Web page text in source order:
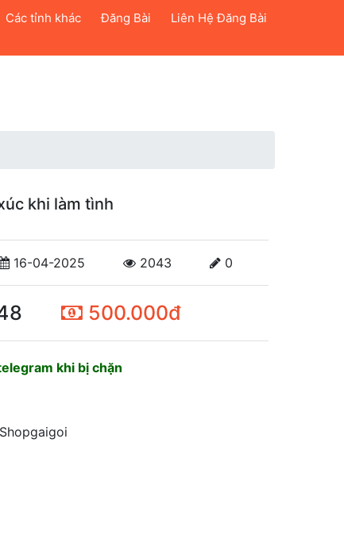
Các tỉnh khác Đăng Bài Liên Hệ Đăng Bài
khi làm tình
16-04-2025 2043 0
500.000đ
khi bị chặn